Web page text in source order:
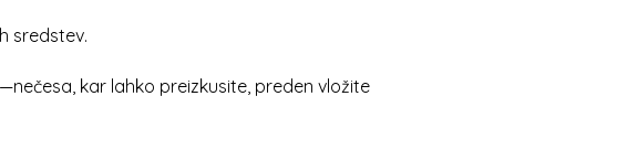
sredstev.
kar lahko preizkusite, preden vložite